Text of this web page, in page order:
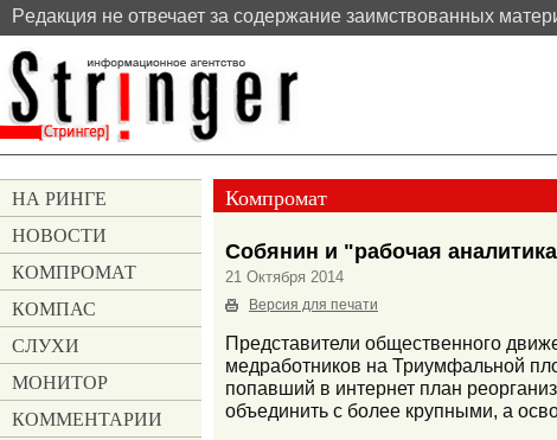
Pедакция не отвечает за содержание заимствованных
Компромат
Собянин и "рабочая
21 Октября 2014
Версия для печати
Представители общественного
медработников на Триумфальной
попавший в интернет план
объединить с более крупными, а
НА РИНГЕ
НОВОСТИ
КОМПРОМАТ
КОМПАС
СЛУХИ
МОНИТОР
КОММЕНТАРИИ